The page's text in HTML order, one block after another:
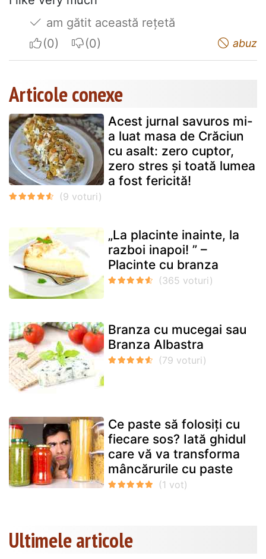
am gătit această rețetă
I apreciateI do not appreciate abuz
Articole conexe
Acest jurnal savuros mi-
a luat masa de Crăciun
cu asalt: zero cuptor,
zero stres și toată lumea
a fost fericită!
„La placinte inainte, la
razboi inapoi! ” –
Placinte cu branza
Branza cu mucegai sau
Branza Albastra
Ce paste să folosiți cu
fiecare sos? Iată ghidul
care vă va transforma
mâncărurile cu paste
Ultimele articole